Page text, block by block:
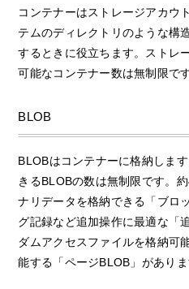
コンテナーはストレージアカウ
テムのディレクトリのような構
するときに役立ちます。ストレ
可能なコンテナー数は無制限です
BLOB
BLOBはコンテナーに格納しま
きるBLOBの数は無制限です。
ナリデータを格納できる「ブロ
グ記録など追加操作に最適な「
ダムアクセスファイルを格納可
能する「ページBLOB」がありま